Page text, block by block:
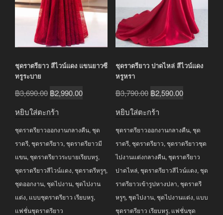
ชุดราตรียาว สีไวน์แดง แขนยาวซี
ทรูระบาย
฿3,690.00 Original
฿3,690.00.
฿2,990.00Current
฿2,990.00.
หยิบใส่ตะกร้า
ชุดราตรียาวออกงานกลางคืน, ชุด
ราตรี, ชุดราตรียาว, ชุดราตรียาวมี
แขน, ชุดราตรียาวระบายเรียบหรู,
ชุดราตรียาวสีไวน์แดง, ชุดราตรีหรูๆ,
ชุดออกงาน, ชุดไปงาน, ชุดไปงาน
แต่ง, แบบชุดราตรียาว เรียบหรู,
แฟชั่นชุดราตรียาว
ชุดราตรียาว ปาดไหล่ สีไวน์แดง
หรูหรา
฿3,790.00 Original
฿3,790.00.
฿2,590.00Current
฿2,590.00.
หยิบใส่ตะกร้า
ชุดราตรียาวออกงานกลางคืน, ชุด
ราตรี, ชุดราตรียาว, ชุดราตรียาวชุด
ไปงานแต่งกลางคืน, ชุดราตรียาว
ปาดไหล่, ชุดราตรียาวสีไวน์แดง, ชุด
ราตรียาวเข้ารูปหางปลา, ชุดราตรี
หรูๆ, ชุดไปงาน, ชุดไปงานแต่ง, แบบ
ชุดราตรียาว เรียบหรู, แฟชั่นชุด